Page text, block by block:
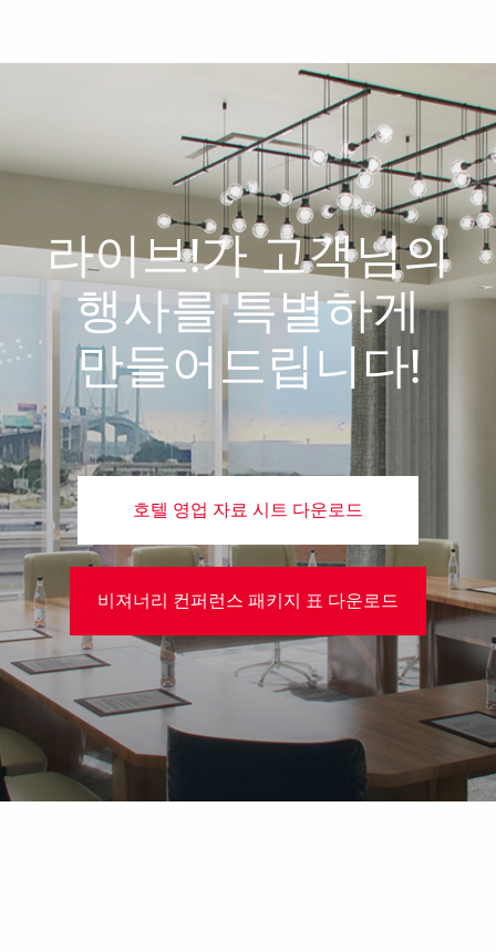
라이브!가 고객님의
행사를 특별하게
만들어드립니다!
호텔 영업 자료 시트 다운로드
비져너리 컨퍼런스 패키지 표 다운로드